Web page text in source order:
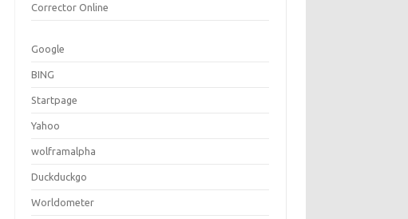
Corrector Online
Google
BING
Startpage
Yahoo
wolframalpha
Duckduckgo
Worldometer